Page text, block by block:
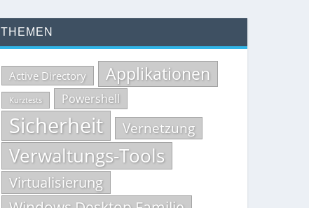
THEMEN
Active Directory Applikationen
Kurztests Powershell
Sicherheit Vernetzung
Verwaltungs-Tools
Virtualisierung